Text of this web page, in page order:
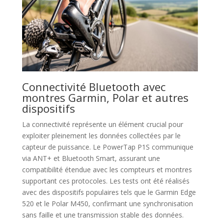
Connectivité Bluetooth avec
montres Garmin, Polar et autres
dispositifs
La connectivité représente un élément crucial pour
exploiter pleinement les données collectées par le
capteur de puissance. Le PowerTap P1S communique
via ANT+ et Bluetooth Smart, assurant une
compatibilité étendue avec les compteurs et montres
supportant ces protocoles. Les tests ont été réalisés
avec des dispositifs populaires tels que le Garmin Edge
520 et le Polar M450, confirmant une synchronisation
sans faille et une transmission stable des données.